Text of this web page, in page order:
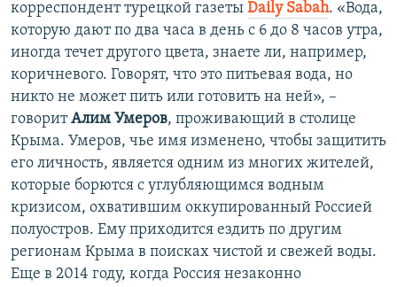
корреспондент турецкой газеты Daily Sabah. «Вода,
которую дают по два часа в день с 6 до 8 часов утра,
иногда течет другого цвета, знаете ли, например,
коричневого. Говорят, что это питьевая вода, но
никто не может пить или готовить на ней», –
говоритАлим Умеров, проживающий в столице
Крыма. Умеров, чье имя изменено, чтобы защитить
его личность, является одним из многих жителей,
которые борются с углубляющимся водным
кризисом, охватившим оккупированный Россией
полуостров. Ему приходится ездить по другим
регионам Крыма в поисках чистой и свежей воды.
Еще в 2014 году, когда Россия незаконно